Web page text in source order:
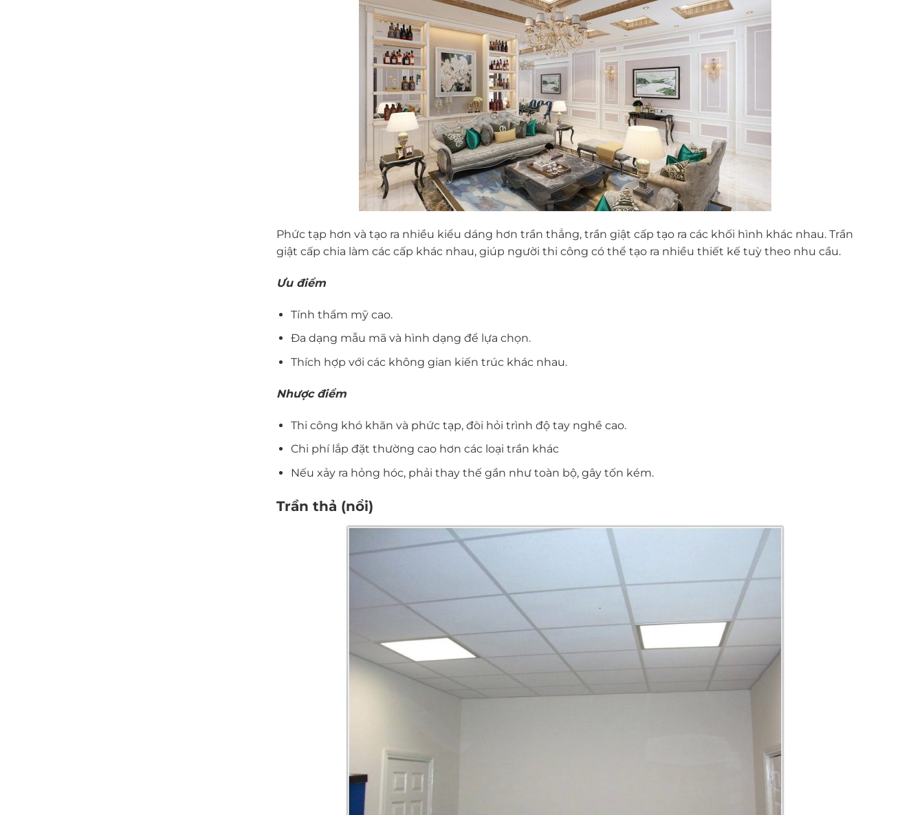
Phức tạp hơn và tạo ra nhiều kiểu dáng hơn trần thẳng, trần giật cấp tạo ra các khối hình khác nhau. Trần
giật cấp chia làm các cấp khác nhau, giúp người thi công có thể tạo ra nhiều thiết kế tuỳ theo nhu cầu.
Ưu điểm
Tính thẩm mỹ cao.
Đa dạng mẫu mã và hình dạng để lựa chọn.
Thích hợp với các không gian kiến trúc khác nhau.
Nhược điểm
Thi công khó khăn và phức tạp, đòi hỏi trình độ tay nghề cao.
Chi phí lắp đặt thường cao hơn các loại trần khác
Nếu xảy ra hỏng hóc, phải thay thế gần như toàn bộ, gây tốn kém.
Trần thả (nổi)